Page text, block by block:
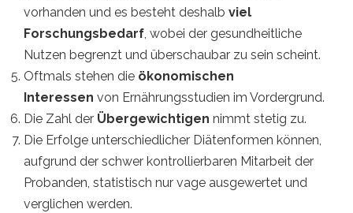
vorhanden und es besteht deshalb viel
Forschungsbedarf, wobei der gesundheitliche
Nutzen begrenzt und überschaubar zu sein scheint.
Oftmals stehen die ökonomischen
Interessen von Ernährungsstudien im Vordergrund.
Die Zahl der Übergewichtigen nimmt stetig zu.
Die Erfolge unterschiedlicher Diätenformen können,
aufgrund der schwer kontrollierbaren Mitarbeit der
Probanden, statistisch nur vage ausgewertet und
verglichen werden.